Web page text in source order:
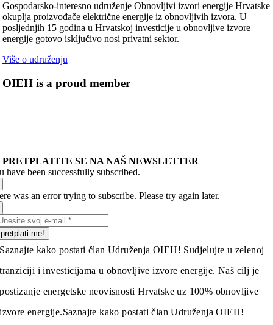
Gospodarsko-interesno udruženje Obnovljivi izvori energije Hrvatske
okuplja proizvođače električne energije iz obnovljivih izvora. U
posljednjih 15 godina u Hrvatskoj investicije u obnovljive izvore
energije gotovo isključivo nosi privatni sektor.
Više o udruženju
OIEH is a proud member
PRETPLATITE SE NA NAŠ NEWSLETTER
have been successfully subscribed.
was an error trying to subscribe. Please try again later.
pretplati me!
Saznajte kako postati član Udruženja OIEH! Sudjelujte u zelenoj
tranziciji i investicijama u obnovljive izvore energije. Naš cilj je
postizanje energetske neovisnosti Hrvatske uz 100% obnovljive
izvore energije.Saznajte kako postati član Udruženja OIEH!